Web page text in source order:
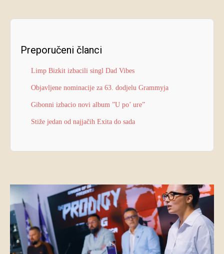
Preporučeni članci
Limp Bizkit izbacili singl Dad Vibes
Objavljene nominacije za 63. dodjelu Grammyja
Gibonni izbacio novi album ”U po’ ure”
Stiže jedan od najjačih Exita do sada